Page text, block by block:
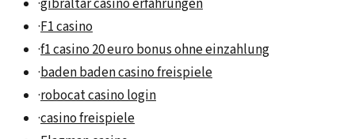
·gibraltar casino erfahrungen
·F1 casino
·f1 casino 20 euro bonus ohne einzahlung
·baden baden casino freispiele
·robocat casino login
·casino freispiele